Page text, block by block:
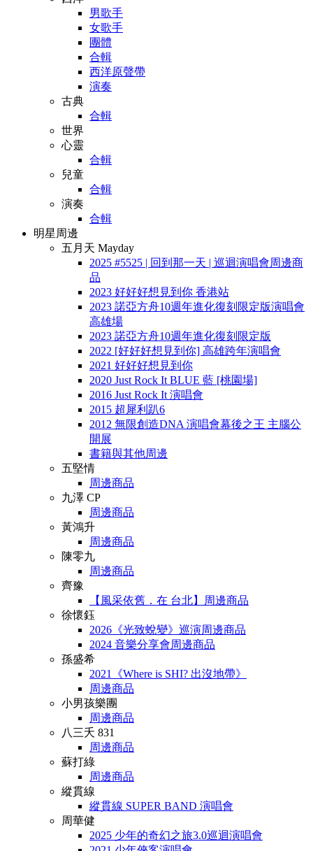
男歌手
女歌手
團體
合輯
西洋原聲帶
演奏
古典
合輯
世界
心靈
合輯
兒童
合輯
演奏
合輯
明星周邊
五月天 Mayday
2025 #5525 | 回到那一天 | 巡迴演唱會周邊商
品
2023 好好好想見到你 香港站
2023 諾亞方舟10週年進化復刻限定版演唱會
高雄場
2023 諾亞方舟10週年進化復刻限定版
2022 [好好好想見到你] 高雄跨年演唱會
2021 好好好想見到你
2020 Just Rock It BLUE 藍 [桃園場]
2016 Just Rock It 演唱會
2015 超犀利趴6
2012 無限創造DNA 演唱會幕後之王 主腦公
開展
書籍與其他周邊
五堅情
周邊商品
九澤 CP
周邊商品
黃鴻升
周邊商品
陳零九
周邊商品
齊豫
【風采依舊．在 台北】周邊商品
徐懷鈺
2026《光致蛻變》巡演周邊商品
2024 音樂分享會周邊商品
孫盛希
2021《Where is SHI? 出沒地帶》
周邊商品
小男孩樂團
周邊商品
八三夭 831
周邊商品
蘇打綠
周邊商品
縱貫線
縱貫線 SUPER BAND 演唱會
周華健
2025 少年的奇幻之旅3.0巡迴演唱會